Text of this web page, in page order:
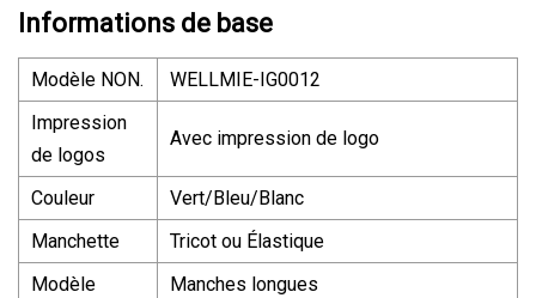
Informations de base
Modèle NON.
WELLMIE-IG0012
Impression
de logos
Avec impression de logo
Couleur
Vert/Bleu/Blanc
Manchette
Tricot ou Élastique
Modèle
Manches longues